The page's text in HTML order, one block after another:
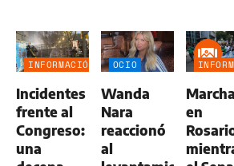
INFORMACIÓN
Incidentes
frente al
Congreso:
una
OCIO
Wanda
Nara
reaccionó
al
Marcha
en